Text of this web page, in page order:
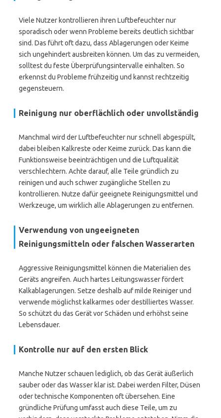
Viele Nutzer kontrollieren ihren Luftbefeuchter nur
sporadisch oder wenn Probleme bereits deutlich sichtbar
sind. Das führt oft dazu, dass Ablagerungen oder Keime
sich ungehindert ausbreiten können. Um das zu vermeiden,
solltest du feste Überprüfungsintervalle einhalten. So
erkennst du Probleme frühzeitig und kannst rechtzeitig
gegensteuern.
Reinigung nur oberflächlich oder unvollständig
Manchmal wird der Luftbefeuchter nur schnell abgespült,
dabei bleiben Kalkreste oder Keime zurück. Das kann die
Funktionsweise beeinträchtigen und die Luftqualität
verschlechtern. Achte darauf, alle Teile gründlich zu
reinigen und auch schwer zugängliche Stellen zu
kontrollieren. Nutze dafür geeignete Reinigungsmittel und
Werkzeuge, um wirklich alle Ablagerungen zu entfernen.
Verwendung von ungeeigneten
Reinigungsmitteln oder falschen Wasserarten
Aggressive Reinigungsmittel können die Materialien des
Geräts angreifen. Auch hartes Leitungswasser fördert
Kalkablagerungen. Setze deshalb auf milde Reiniger und
verwende möglichst kalkarmes oder destilliertes Wasser.
So schützt du das Gerät vor Schäden und erhöhst seine
Lebensdauer.
Kontrolle nur auf den ersten Blick
Manche Nutzer schauen lediglich, ob das Gerät äußerlich
sauber oder das Wasser klar ist. Dabei werden Filter, Düsen
oder technische Komponenten oft übersehen. Eine
gründliche Prüfung umfasst auch diese Teile, um zu